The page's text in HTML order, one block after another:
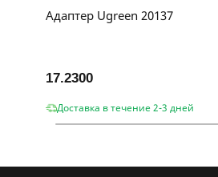
Адаптер Ugreen 20137
17.2300
Доставка в течение 2-3 дней